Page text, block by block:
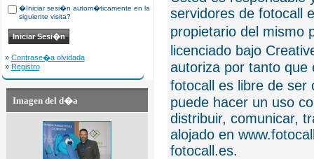
�Iniciar sesi�n autom�ticamente en la
siguiente visita?
» Contrase�a olvidada
» Registro
Imagen del d�a
servidores de fotocall
propietario del mismo
licenciado bajo
autoriza por tanto que
fotocall es libre de
puede hacer un uso
distribuir, comunicar,
alojado en
fotocall.es.